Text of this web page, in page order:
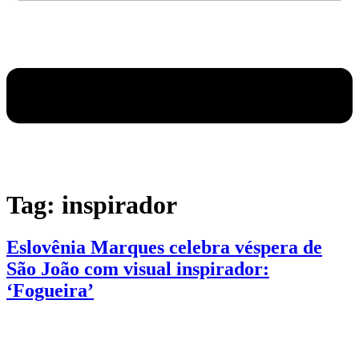
Tag: inspirador
Eslovênia Marques celebra véspera de
São João com visual inspirador:
‘Fogueira’